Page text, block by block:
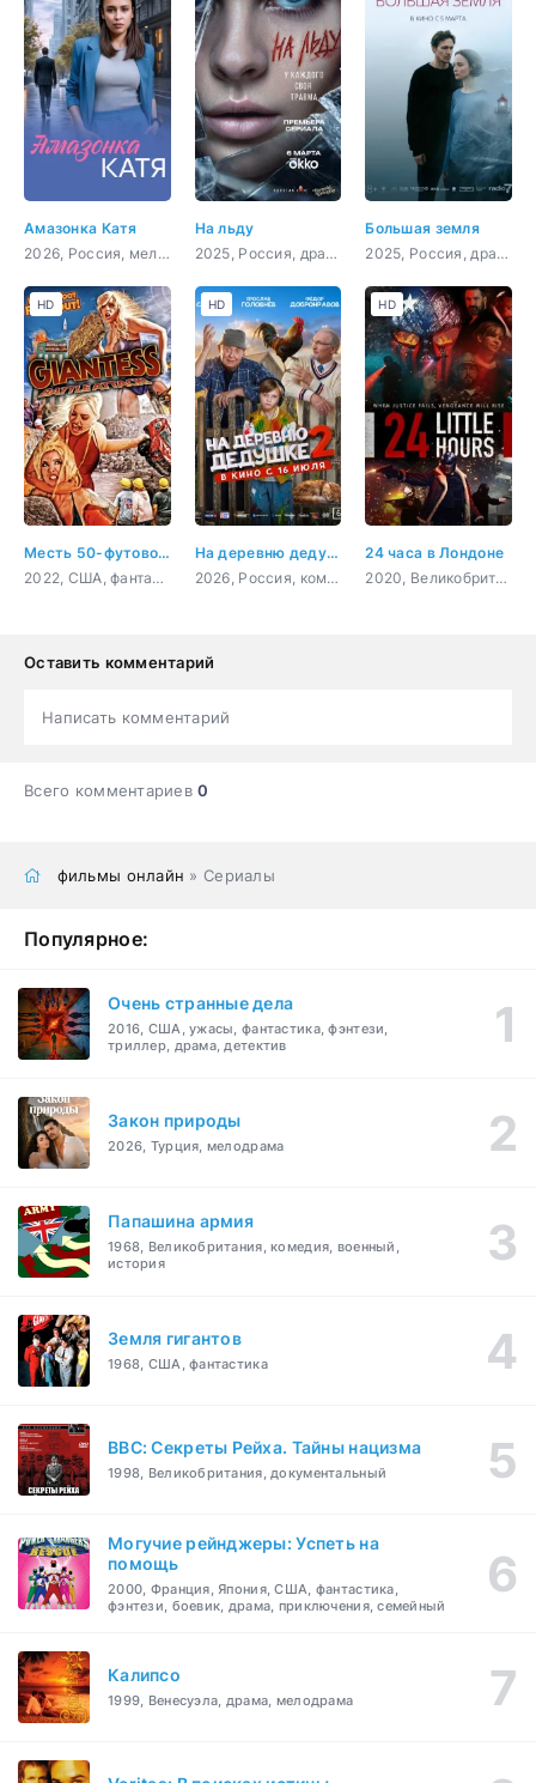
Амазонка Катя
2026, Россия, мелодрама
На льду
2025, Россия, драма, спорт
Большая земля
2025, Россия, драма, триллер
Месть 50-футовой вебкамщицы
2022, США, фантастика, фэнтези, комедия
HD
На деревню дедушке 2
2026, Россия, комедия, семейный
HD
24 часа в Лондоне
2020, Великобритания, боевик, триллер, драма, криминал
HD
Оставить комментарий
Написать комментарий
Всего комментариев0
фильмы онлайн » Сериалы
Популярное:
Очень странные дела
2016, США, ужасы, фантастика, фэнтези,
триллер, драма, детектив
Закон природы
2026, Турция, мелодрама
Папашина армия
1968, Великобритания, комедия, военный,
история
Земля гигантов
1968, США, фантастика
BBC: Секреты Рейха. Тайны нацизма
1998, Великобритания, документальный
Могучие рейнджеры: Успеть на
помощь
2000, Франция, Япония, США, фантастика,
фэнтези, боевик, драма, приключения, семейный
Калипсо
1999, Венесуэла, драма, мелодрама